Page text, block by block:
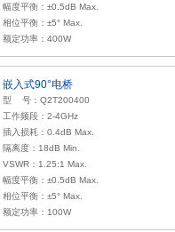
幅度平衡：±0.5dB Max.
相位平衡：±5° Max.
额定功率：400W
嵌入式90°电桥
型 号：Q2T200400
工作频段：2-4GHz
插入损耗：0.4dB Max.
隔离度：18dB Min.
VSWR：1.25:1 Max.
幅度平衡：±0.5dB Max.
相位平衡：±5° Max.
额定功率：100W